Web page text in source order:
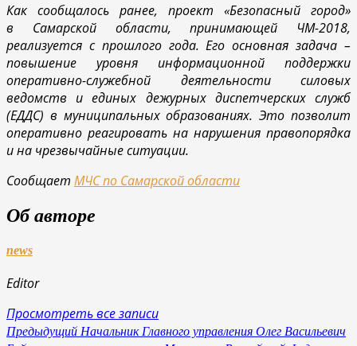
Как сообщалось ранее, проект «Безопасный город»
в Самарской области, принимающей ЧМ-2018,
реализуется с прошлого года. Его основная задача –
повышение уровня информационной поддержки
оперативно-служебной деятельности силовых
ведомств и единых дежурных диспетчерских служб
(ЕДДС) в муниципальных образованиях. Это позволит
оперативно реагировать на нарушения правопорядка
и на чрезвычайные ситуации.
Сообщает МЧС по Самарской области
Об авторе
news
Editor
Просмотреть все записи
Навигация
Предыдущий Начальник Главного управления Олег Васильевич